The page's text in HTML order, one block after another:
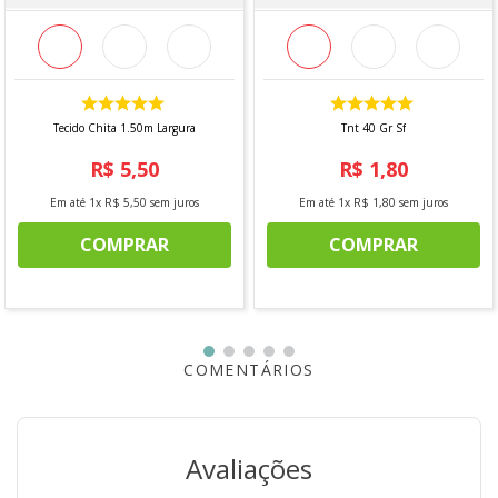
-Temperatura máxima do ferro 150°C
-Não limpar a seco
Observação: Vendido a cada 1,00 MT onde a medida se
refere a um metro de comprimento pela largura do
tecido. Caso seja solicitado 2 mts, será enviado metragem
corrida, sem cortes. Para pedidos acima de 15 metros, é
possível que haja fracionamento do corte*
Tecido Chita 1.50m Largura
R$ 5,50
Em até 1x R$ 5,50 sem juros
COMPRAR
Tnt 40 Gr Sf
R$ 1,80
Em até 1x R$ 1,80 sem juros
COMPRAR
COMENTÁRIOS
Avaliações